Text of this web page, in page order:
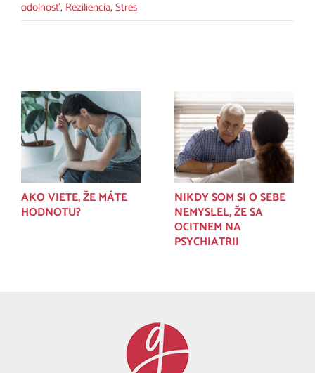
odolnosť, Reziliencia, Stres
AKO VIETE, ŽE MÁTE
HODNOTU?
NIKDY SOM SI O SEBE
NEMYSLEL, ŽE SA
OCITNEM NA
PSYCHIATRII